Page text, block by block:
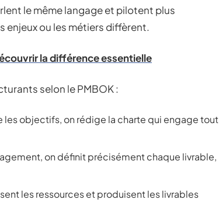
le même langage et pilotent plus
enjeux ou les métiers diffèrent.
la différence essentielle
selon le PMBOK :
les objectifs, on rédige la charte qui engage tout
on définit précisément chaque livrable,
les ressources et produisent les livrables